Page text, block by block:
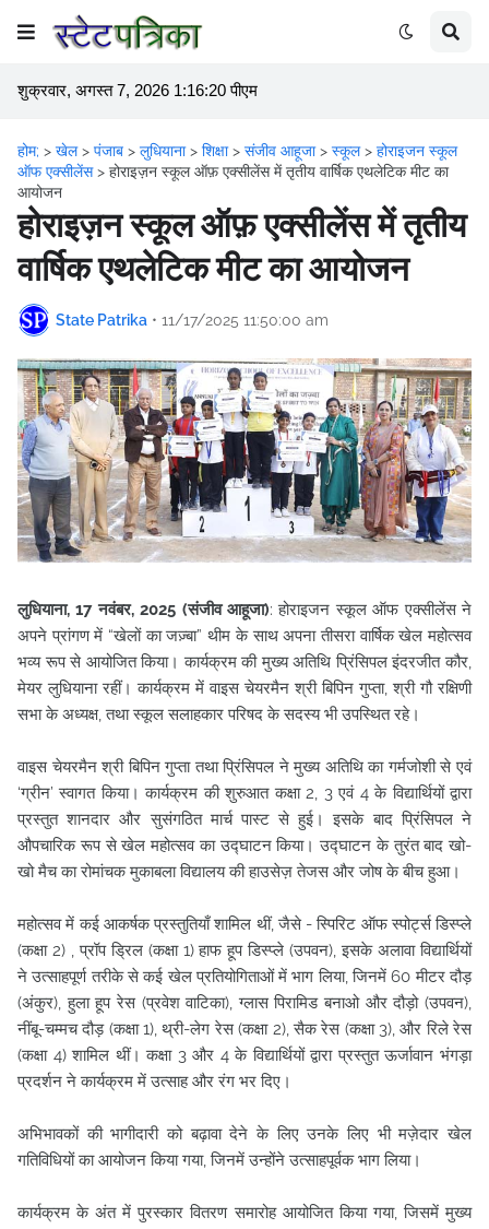
शुक्रवार, अगस्त 7, 2026 1:16:20 पीएम
होम; > खेल> पंजाब > लुधियाना> शिक्षा> संजीव आहूजा> स्कूल> होराइजन स्कूल
ऑफ एक्सीलेंस> होराइज़न स्कूल ऑफ़ एक्सीलेंस में तृतीय वार्षिक एथलेटिक मीट का
आयोजन
होराइज़न स्कूल ऑफ़ एक्सीलेंस में तृतीय
वार्षिक एथलेटिक मीट का आयोजन
State Patrika • 11/17/2025 11:50:00 am
लुधियाना, 17 नवंबर, 2025 (संजीव आहूजा): होराइजन स्कूल ऑफ एक्सीलेंस ने
अपने प्रांगण में “खेलों का जज़्बा” थीम के साथ अपना तीसरा वार्षिक खेल महोत्सव
भव्य रूप से आयोजित किया। कार्यक्रम की मुख्य अतिथि प्रिंसिपल इंदरजीत कौर,
मेयर लुधियाना रहीं। कार्यक्रम में वाइस चेयरमैन श्री बिपिनगुप्ता, श्री गौ रक्षिणी
सभा के अध्यक्ष, तथा स्कूल सलाहकार परिषद के सदस्य भी उपस्थित रहे।
वाइस चेयरमैन श्री बिपिन गुप्ता तथा प्रिंसिपल ने मुख्य अतिथि का गर्मजोशी से एवं
‘ग्रीन’ स्वागत किया। कार्यक्रम की शुरुआत कक्षा 2, 3 एवं 4 के विद्यार्थियों द्वारा
प्रस्तुत शानदार और सुसंगठित मार्च पास्ट से हुई। इसके बाद प्रिंसिपल ने
औपचारिक रूप से खेल महोत्सव का उद्घाटन किया। उद्घाटन के तुरंत बाद खो-
खो मैच का रोमांचक मुकाबला विद्यालय की हाउसेज़ तेजस और जोष के बीच हुआ।
महोत्सव में कई आकर्षक प्रस्तुतियाँ शामिल थीं, जैसे - स्पिरिट ऑफ स्पोर्ट्स डिस्प्ले
(कक्षा 2) , प्रॉप ड्रिल (कक्षा 1) हाफ हूप डिस्प्ले (उपवन), इसके अलावा विद्यार्थियों
ने उत्साहपूर्ण तरीके से कई खेल प्रतियोगिताओं में भाग लिया, जिनमें 60 मीटर दौड़
(अंकुर), हुला हूप रेस (प्रवेश वाटिका), ग्लास पिरामिड बनाओ और दौड़ो (उपवन),
नींबू-चम्मच दौड़ (कक्षा 1), थ्री-लेग रेस (कक्षा 2), सैक रेस (कक्षा 3), और रिले रेस
(कक्षा 4) शामिल थीं। कक्षा 3 और 4 के विद्यार्थियों द्वारा प्रस्तुत ऊर्जावान भंगड़ा
प्रदर्शन ने कार्यक्रम में उत्साह और रंग भर दिए।
अभिभावकों की भागीदारी को बढ़ावा देने के लिए उनके लिए भी मज़ेदार खेल
गतिविधियों का आयोजन किया गया, जिनमें उन्होंने उत्साहपूर्वक भाग लिया।
कार्यक्रम के अंत में पुरस्कार वितरण समारोह आयोजित किया गया, जिसमें मुख्य